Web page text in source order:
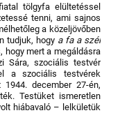
tölgyfa elültetéssel
tenni, ami sajnos
a közeljövőben
tudjuk, hogy a fa a szél
hogy mert a megáldásra
Sára, szociális testvér
a szociális testvérek
december 27-én,
Testüket ismeretlen
hiábavaló – lelkületük